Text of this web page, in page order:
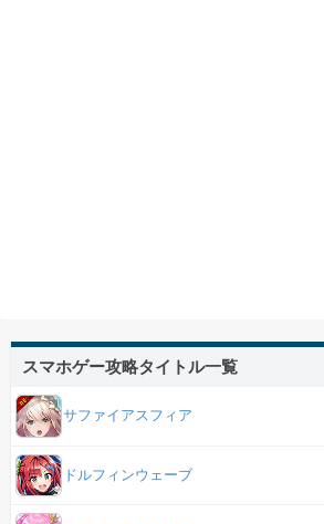
スマホゲー攻略タイトル一覧
サファイアスフィア
ドルフィンウェーブ